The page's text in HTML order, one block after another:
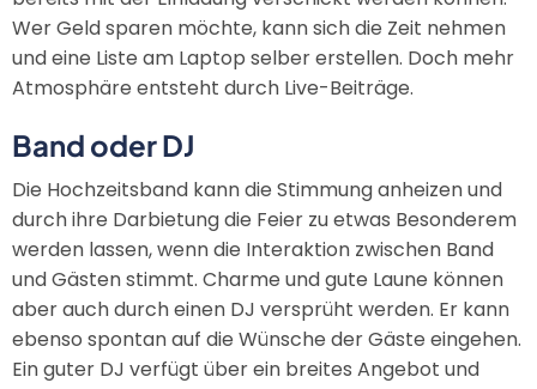
Wer Geld sparen möchte, kann sich die Zeit nehmen
und eine Liste am Laptop selber erstellen. Doch mehr
Atmosphäre entsteht durch Live-Beiträge.
Band oder DJ
Die Hochzeitsband kann die Stimmung anheizen und
durch ihre Darbietung die Feier zu etwas Besonderem
werden lassen, wenn die Interaktion zwischen Band
und Gästen stimmt. Charme und gute Laune können
aber auch durch einen DJ versprüht werden. Er kann
ebenso spontan auf die Wünsche der Gäste eingehen.
Ein guter DJ verfügt über ein breites Angebot und